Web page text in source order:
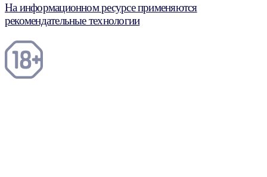
На информационном ресурсе применяются
рекомендательные технологии